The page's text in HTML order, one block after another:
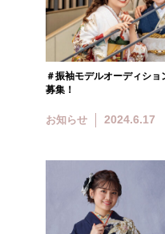
＃振袖モデルオーディシ
募集！
お知らせ 2024.6.17